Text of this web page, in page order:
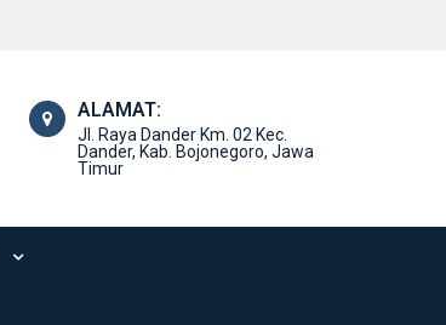
ALAMAT:
Jl. Raya Dander Km. 02 Kec.
Dander, Kab. Bojonegoro, Jawa
Timur